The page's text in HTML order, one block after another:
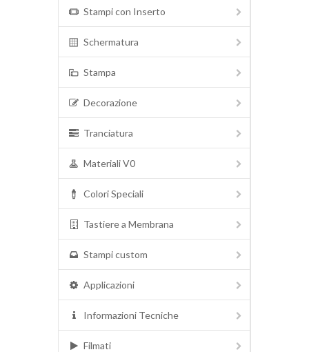
Stampi con Inserto
Schermatura
Stampa
Decorazione
Tranciatura
Materiali V0
Colori Speciali
Tastiere a Membrana
Stampi custom
Applicazioni
Informazioni Tecniche
Filmati